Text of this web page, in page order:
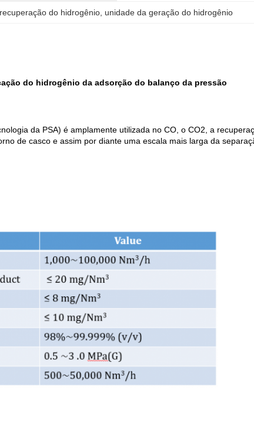
do hidrogênio unidade da geração do hidrogênio
do hidrogênio da adsorção do balanço da pressão
da PSA) é amplamente utilizada no CO, o CO2, a
de casco e assim por diante uma escala mais larga da